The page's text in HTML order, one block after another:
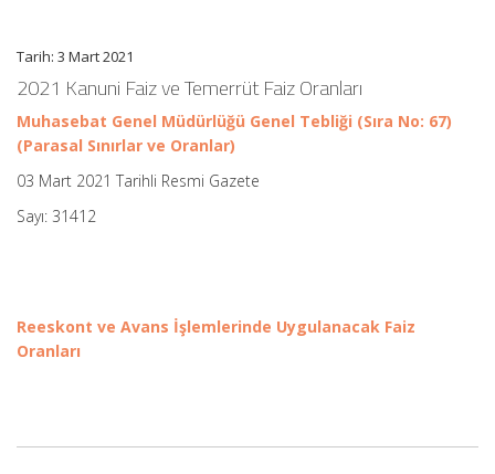
Tarih: 3 Mart 2021
2021 Kanuni Faiz ve Temerrüt Faiz Oranları
Muhasebat Genel Müdürlüğü Genel Tebliği (Sıra No: 67)
(Parasal Sınırlar ve Oranlar)
03 Mart 2021 Tarihli Resmi Gazete
Sayı: 31412
Reeskont ve Avans İşlemlerinde Uygulanacak Faiz
Oranları